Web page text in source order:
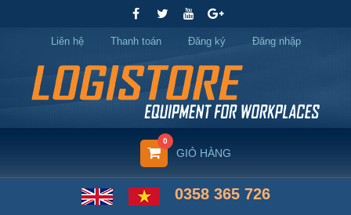
Liên hệ Thanh toán Đăng ký Đăng nhập
GIỎ HÀNG
0
0358 365 726